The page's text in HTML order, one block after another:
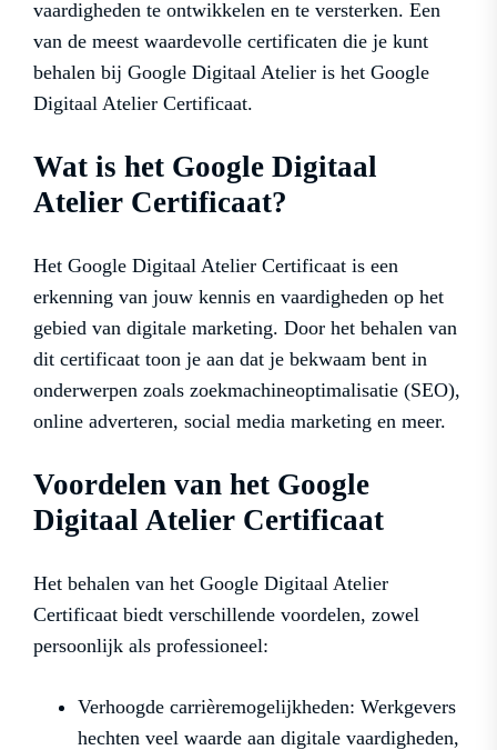
vaardigheden te ontwikkelen en te versterken. Een
van de meest waardevolle certificaten die je kunt
behalen bij Google Digitaal Atelier is het Google
Digitaal Atelier Certificaat.
Wat is het Google Digitaal
Atelier Certificaat?
Het Google Digitaal Atelier Certificaat is een
erkenning van jouw kennis en vaardigheden op het
gebied van digitale marketing. Door het behalen van
dit certificaat toon je aan dat je bekwaam bent in
onderwerpen zoals zoekmachineoptimalisatie (SEO),
online adverteren, social media marketing en meer.
Voordelen van het Google
Digitaal Atelier Certificaat
Het behalen van het Google Digitaal Atelier
Certificaat biedt verschillende voordelen, zowel
persoonlijk als professioneel:
Verhoogde carrièremogelijkheden: Werkgevers
hechten veel waarde aan digitale vaardigheden,